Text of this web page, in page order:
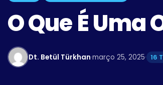
O Que É
Dt. Betül Türkhan·março 25, 2025· 16